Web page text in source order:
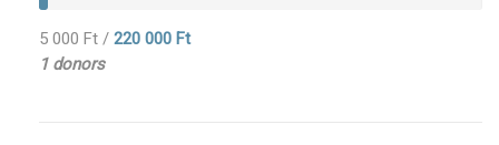
5 000 Ft / 220 000 Ft
1 donors